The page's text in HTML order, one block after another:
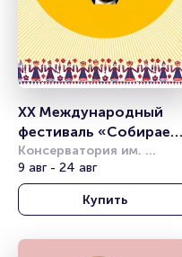
XX Международный
фестиваль «Собираем
друзей»
Консерватория им.
Чайковского
9 авг - 24 авг
Купить